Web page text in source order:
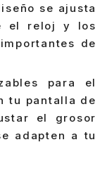
se ajusta
el reloj y los
de
para el
tu pantalla de
el grosor
adapten a tu